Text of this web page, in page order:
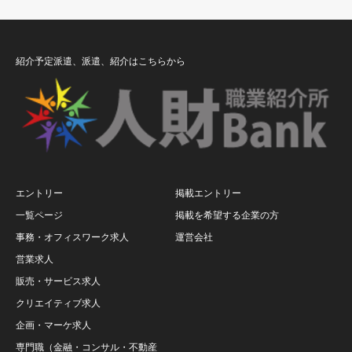
紹介予定派遣、派遣、紹介はこちらから
エントリー
一覧ページ
事務・オフィスワーク求人
営業求人
販売・サービス求人
クリエイティブ求人
企画・マーケ求人
専門職（金融・コンサル・不動産
掲載エントリー
掲載を希望する企業の方
運営会社